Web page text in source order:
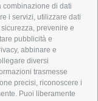
combinazione di dati
i servizi, utilizzare dati
prevenire e
pubblicità e
abbinare e
diversi
trasmesse
precisi, riconoscere i
Puoi liberamente